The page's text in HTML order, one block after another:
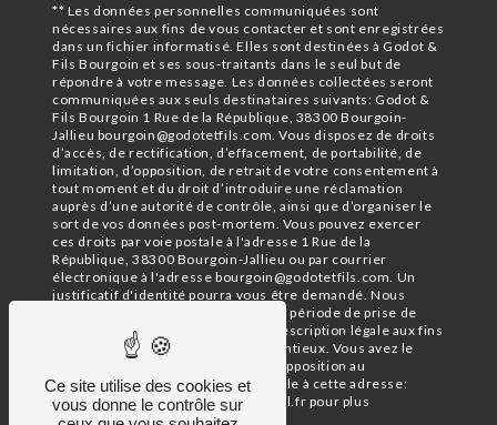
** Les données personnelles communiquées sont
nécessaires aux fins de vous contacter et sont enregistrées
dans un fichier informatisé. Elles sont destinées à Godot &
Fils Bourgoin et ses sous-traitants dans le seul but de
répondre à votre message. Les données collectées seront
communiquées aux seuls destinataires suivants: Godot &
Fils Bourgoin 1 Rue de la République, 38300 Bourgoin-
Jallieu bourgoin@godotetfils.com. Vous disposez de droits
d’accès, de rectification, d’effacement, de portabilité, de
limitation, d’opposition, de retrait de votre consentement à
tout moment et du droit d’introduire une réclamation
auprès d’une autorité de contrôle, ainsi que d’organiser le
sort de vos données post-mortem. Vous pouvez exercer
ces droits par voie postale à l'adresse 1 Rue de la
République, 38300 Bourgoin-Jallieu ou par courrier
électronique à l'adresse bourgoin@godotetfils.com. Un
justificatif d'identité pourra vous être demandé. Nous
conservons vos données pendant la période de prise de
contact puis pendant la durée de prescription légale aux fins
probatoires et de gestion des contentieux. Vous avez le
droit de vous inscrire sur la liste d'opposition au
démarchage téléphonique, disponible à cette adresse:
Bloctel.gouv.fr. Consultez le site cnil.fr pour plus
d’informations sur vos droits.
Ce site utilise des cookies et
vous donne le contrôle sur